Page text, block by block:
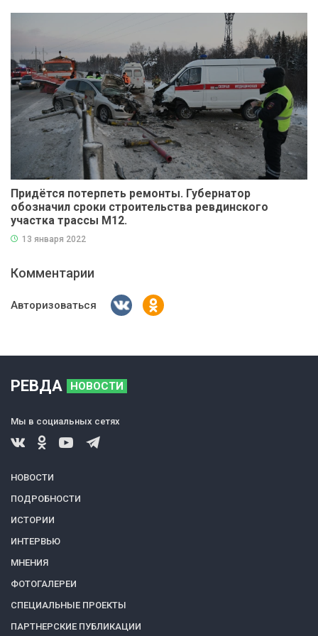
Придётся потерпеть ремонты. Губернатор
обозначил сроки строительства ревдинского
участка трассы М12.
13 января 2022
Комментарии
Авторизоваться
РЕВДА НОВОСТИ
Мы в социальных сетях
НОВОСТИ
ПОДРОБНОСТИ
ИСТОРИИ
ИНТЕРВЬЮ
МНЕНИЯ
ФОТОГАЛЕРЕИ
СПЕЦИАЛЬНЫЕ ПРОЕКТЫ
ПАРТНЕРСКИЕ ПУБЛИКАЦИИ